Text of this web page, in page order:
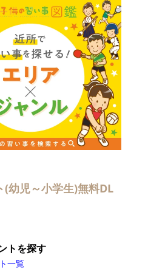
(幼児～小学生)無料DL
トを探す
一覧